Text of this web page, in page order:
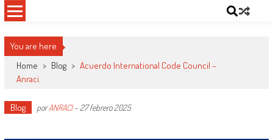
You are here
Home > Blog > Acuerdo International Code Council –
Anraci.
Blog porANRACI- 27 febrero 2025